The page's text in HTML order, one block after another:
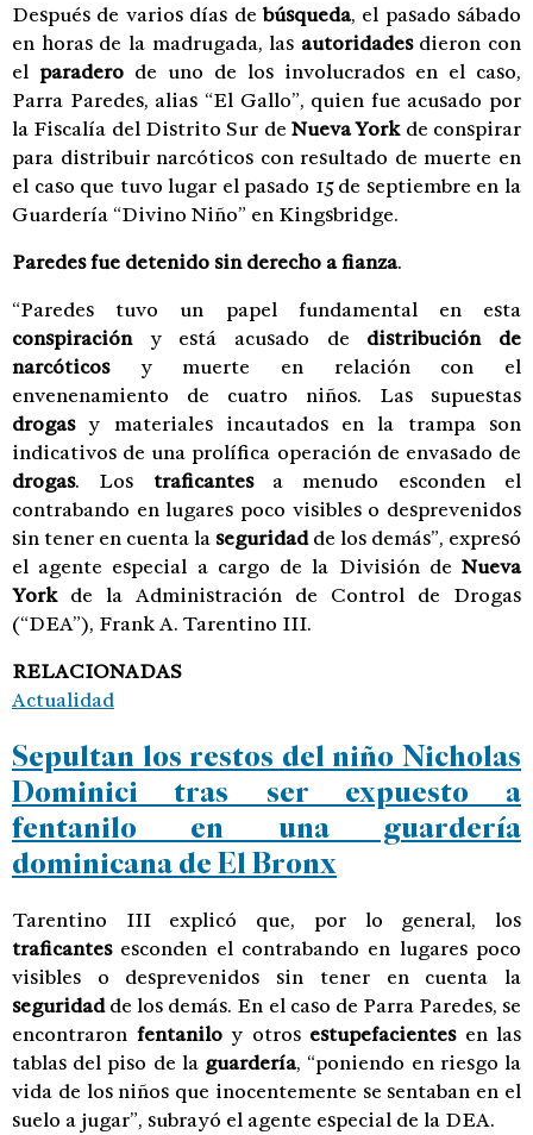
Después de varios días de búsqueda, el pasado sábado
en horas de la madrugada, las autoridadesdieron con
el paradero de uno de los involucrados en el caso,
Parra Paredes, alias “El Gallo”, quien fue acusado por
la Fiscalía del Distrito Sur de Nueva Yorkde conspirar
para distribuir narcóticos con resultado de muerte en
el caso que tuvo lugar el pasado 15 de septiembre en la
Guardería “Divino Niño” en Kingsbridge.
Paredes fue detenido sin derecho a fianza.
“Paredes tuvo un papel fundamental en esta
conspiracióny está acusado de distribución de
narcóticosy muerte en relación con el
envenenamiento de cuatro niños. Las supuestas
drogasy materiales incautados en la trampa son
indicativos de una prolífica operación de envasado de
drogas. Los traficantesa menudo esconden el
contrabando en lugares poco visibles o desprevenidos
sin tener en cuenta la seguridadde los demás”, expresó
el agente especial a cargo de la División de Nueva
Yorkde la Administración de Control de Drogas
(“DEA”), Frank A. Tarentino III.
RELACIONADAS
Actualidad
Sepultan los restos del niño Nicholas
Dominici tras ser expuesto a
fentanilo en una guardería
dominicana de El Bronx
Tarentino III explicó que, por lo general, los
traficantesesconden el contrabando en lugares poco
visibles o desprevenidos sin tener en cuenta la
seguridadde los demás. En el caso de Parra Paredes, se
encontraron fentaniloy otros estupefacientesen las
tablas del piso de la guardería, “poniendo en riesgo la
vida de los niños que inocentemente se sentaban en el
suelo a jugar”, subrayó el agente especial de la DEA.